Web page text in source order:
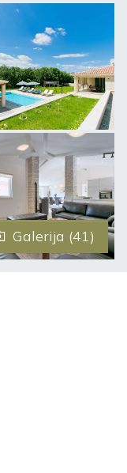
dostupni su
izgrađenu u
i opremom za
u cijelom objektu.
opremljenim
pored
se sunčalište sa
tuš. U okviru
stolni
među
su Vam i
kojima možete
staze. Villa Triton
objekta.
Galerija (41)